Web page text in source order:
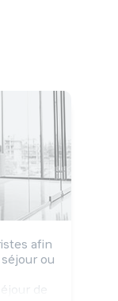
afin
ou
de